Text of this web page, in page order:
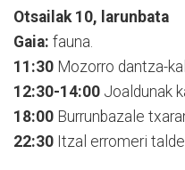
Otsailak 10, larunbata
Gaia: fauna.
11:30 Mozorro dantza-
12:30-14:00 Joaldunak
18:00 Burrunbazale
22:30 Itzal erromeri